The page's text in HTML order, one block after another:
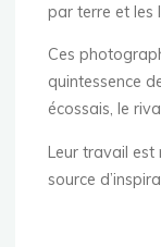
par terre et les
Ces
quintessence
écossais, le
Leur travail est
source